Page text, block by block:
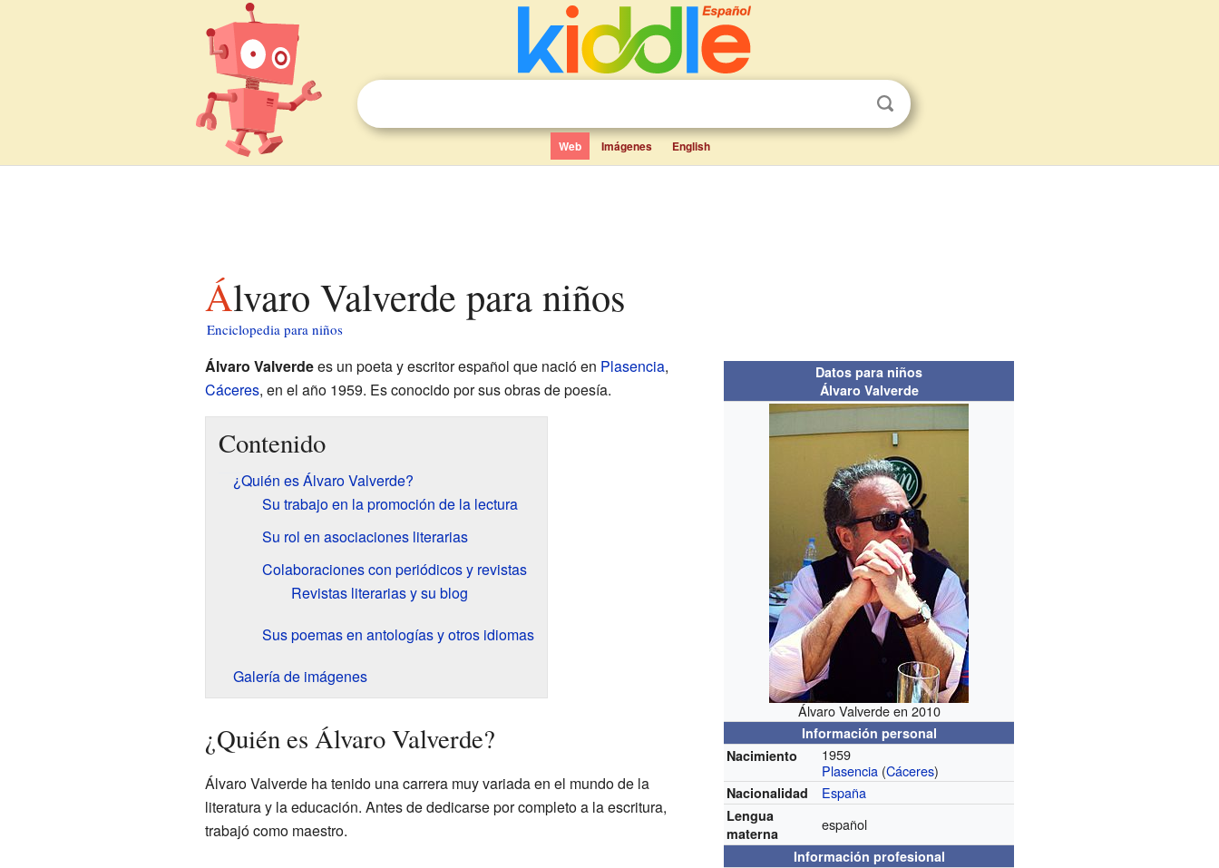
Web Imágenes English
Álvaro Valverde para niños
Enciclopedia para niños
Datos para niños
Álvaro Valverde
Álvaro Valverde en 2010
Información personal
Nacimiento
1959
Plasencia (Cáceres)
Nacionalidad España
Lengua
materna
español
Información profesional
Álvaro Valverdees un poeta y escritor español que nació en Plasencia,
Cáceres, en el año 1959. Es conocido por sus obras de poesía.
Contenido
¿Quién es Álvaro Valverde?
Su trabajo en la promoción de la lectura
Su rol en asociaciones literarias
Colaboraciones con periódicos y revistas
Revistas literarias y su blog
Sus poemas en antologías y otros idiomas
Galería de imágenes
¿Quién es Álvaro Valverde?
Álvaro Valverde ha tenido una carrera muy variada en el mundo de la
literatura y la educación. Antes de dedicarse por completo a la escritura,
trabajó como maestro.